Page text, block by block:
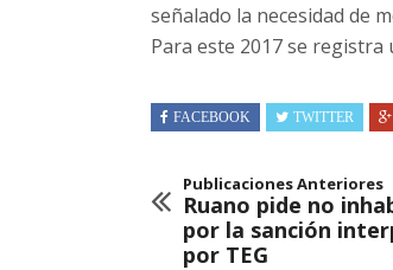
señalado la necesidad de
Para este 2017 se registra
FACEBOOK TWITTER
Publicaciones Anteriores
Ruano pide no
por la sanción
por TEG